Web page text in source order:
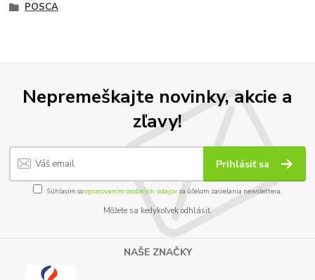
POSCA
Nepremeškajte novinky, akcie a
zľavy!
Prihlásiť sa
Súhlasím sospracovaním osobných údajov za účelom zasielania newslettera.
Môžete sa kedykoľvek odhlásiť.
NAŠE ZNAČKY